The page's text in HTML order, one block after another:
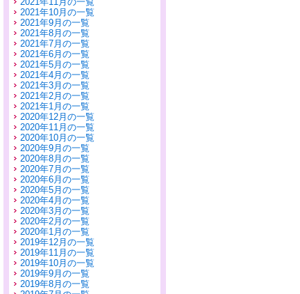
2021年10月の一覧
2021年9月の一覧
2021年8月の一覧
2021年7月の一覧
2021年6月の一覧
2021年5月の一覧
2021年4月の一覧
2021年3月の一覧
2021年2月の一覧
2021年1月の一覧
2020年12月の一覧
2020年11月の一覧
2020年10月の一覧
2020年9月の一覧
2020年8月の一覧
2020年7月の一覧
2020年6月の一覧
2020年5月の一覧
2020年4月の一覧
2020年3月の一覧
2020年2月の一覧
2020年1月の一覧
2019年12月の一覧
2019年11月の一覧
2019年10月の一覧
2019年9月の一覧
2019年8月の一覧